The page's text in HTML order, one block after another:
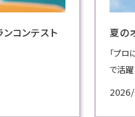
Blue
「
志の